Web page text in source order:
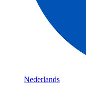
Nederlands